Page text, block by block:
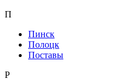
П
Пинск
Полоцк
Поставы
Р